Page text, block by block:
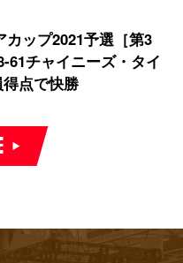
カップ2021予選［第3
61チャイニーズ・タイ
点で快勝